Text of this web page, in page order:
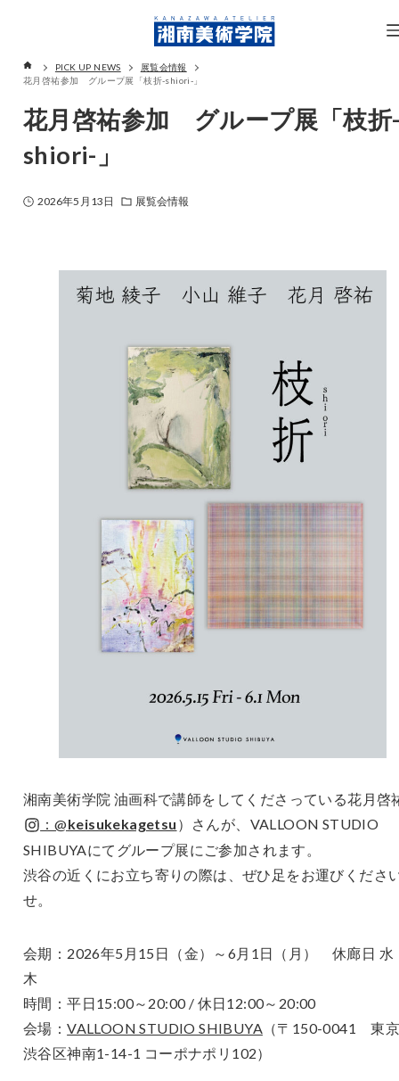
PICK UP NEWS
展覧会情報
花月啓祐参加 グループ展「枝折-shiori-」
花月啓祐参加 グループ展「枝折
shiori-」
2026年5月13日 展覧会情報
湘南美術学院 油画科で講師をしてくださっている花月啓
：@keisukekagetsu ）さんが、VALLOON STUDIO
SHIBUYAにてグループ展にご参加されます。
渋谷の近くにお立ち寄りの際は、ぜひ足をお運びくださ
せ。
会期：2026年5月15日（金）～6月1日（月） 休廊日 水
木
時間：平日15:00～20:00 / 休日12:00～20:00
会場：VALLOON STUDIO SHIBUYA（〒150-0041 東
渋谷区神南1-14-1 コーポナポリ102）